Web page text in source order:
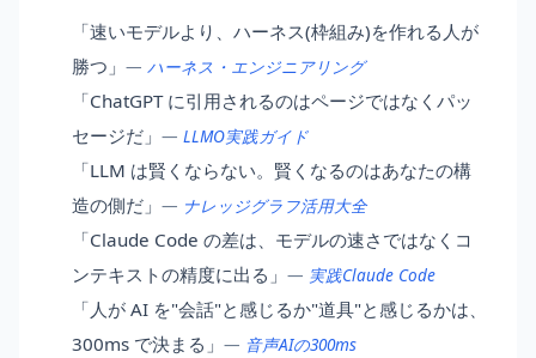
「速いモデルより、ハーネス(枠組み)を作れる人が
勝つ」 — ハーネス・エンジニアリング
「ChatGPT に引用されるのはページではなくパッ
セージだ」 — LLMO実践ガイド
「LLM は賢くならない。賢くなるのはあなたの構
造の側だ」 — ナレッジグラフ活用大全
「Claude Code の差は、モデルの速さではなくコ
ンテキストの精度に出る」 — 実践Claude Code
「人が AI を"会話"と感じるか"道具"と感じるかは、
300ms で決まる」 — 音声AIの300ms